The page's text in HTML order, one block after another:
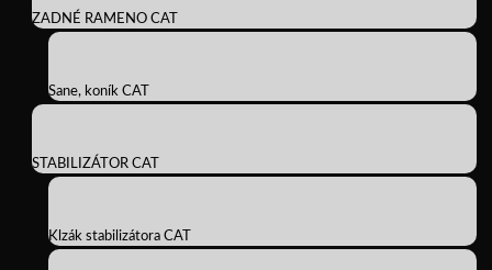
ZADNÉ RAMENO CAT
Sane, koník CAT
STABILIZÁTOR CAT
Klzák stabilizátora CAT